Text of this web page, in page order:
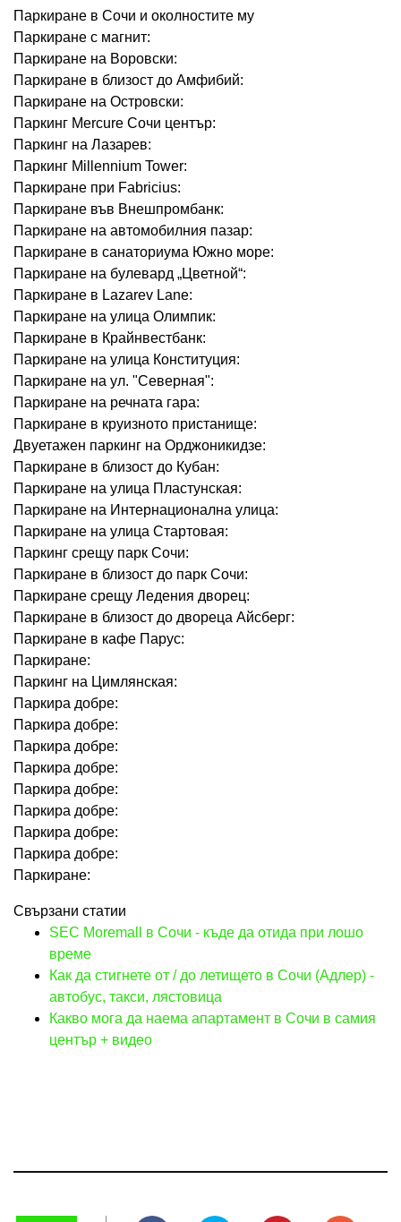
Паркиране в Сочи и околностите му
Паркиране с магнит:
Паркиране на Воровски:
Паркиране в близост до Амфибий:
Паркиране на Островски:
Паркинг Mercure Сочи център:
Паркинг на Лазарев:
Паркинг Millennium Tower:
Паркиране при Fabricius:
Паркиране във Внешпромбанк:
Паркиране на автомобилния пазар:
Паркиране в санаториума Южно море:
Паркиране на булевард „Цветной“:
Паркиране в Lazarev Lane:
Паркиране на улица Олимпик:
Паркиране в Крайнвестбанк:
Паркиране на улица Конституция:
Паркиране на ул. "Северная":
Паркиране на речната гара:
Паркиране в круизното пристанище:
Двуетажен паркинг на Орджоникидзе:
Паркиране в близост до Кубан:
Паркиране на улица Пластунская:
Паркиране на Интернационална улица:
Паркиране на улица Стартовая:
Паркинг срещу парк Сочи:
Паркиране в близост до парк Сочи:
Паркиране срещу Ледения дворец:
Паркиране в близост до двореца Айсберг:
Паркиране в кафе Парус:
Паркиране:
Паркинг на Цимлянская:
Паркира добре:
Паркира добре:
Паркира добре:
Паркира добре:
Паркира добре:
Паркира добре:
Паркира добре:
Паркира добре:
Паркиране:
Свързани статии
SEC Moremall в Сочи - къде да отида при лошо
време
Как да стигнете от / до летището в Сочи (Адлер) -
автобус, такси, лястовица
Какво мога да наема апартамент в Сочи в самия
център + видео